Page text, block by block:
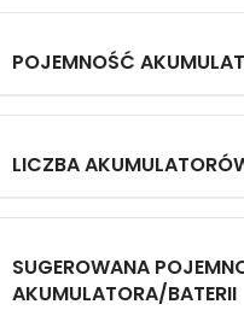
POJEMNOŚĆ
LICZBA
SUGEROWANA
AKUMULATORA/BATERII